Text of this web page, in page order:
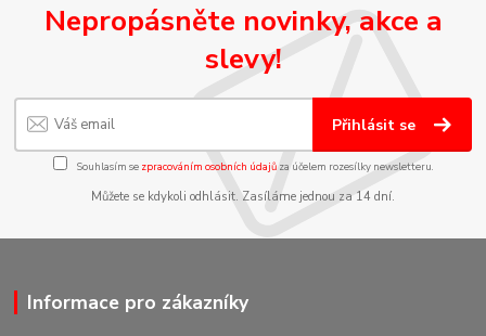
Nepropásněte novinky, akce a
slevy!
Přihlásit se
Souhlasím se zpracováním osobních údajůza účelem rozesílky newsletteru.
Můžete se kdykoli odhlásit. Zasíláme jednou za 14 dní.
Informace pro zákazníky